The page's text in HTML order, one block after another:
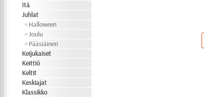
Itä
Juhlat
Halloween
Joulu
Pääsiäinen
Keijukaiset
Keittiö
Keltit
Keskiajat
Klassikko